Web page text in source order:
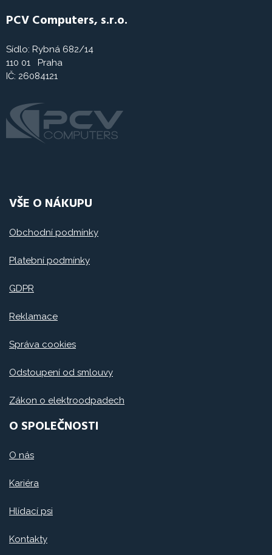
PCV Computers, s.r.o.
Sídlo: Rybná 682/14
110 01 Praha
IČ: 26084121
VŠE O NÁKUPU
Obchodní podmínky
Platební podmínky
GDPR
Reklamace
Správa cookies
Odstoupení od smlouvy
Zákon o elektroodpadech
O SPOLEČNOSTI
O nás
Kariéra
Hlídací psi
Kontakty